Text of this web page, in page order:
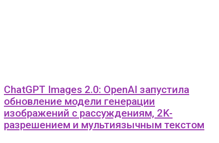
ChatGPT Images 2.0: OpenAI запустила
обновление модели генерации
изображений с рассуждениям, 2K-
разрешением и мультиязычным текстом